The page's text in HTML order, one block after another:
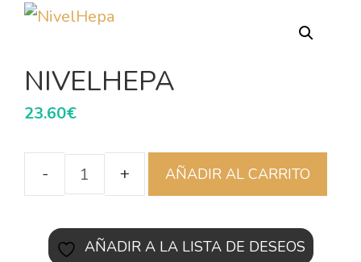
NIVELHEPA
23.60€
AÑADIR AL CARRITO
AÑADIR A LA LISTA DE DESEOS